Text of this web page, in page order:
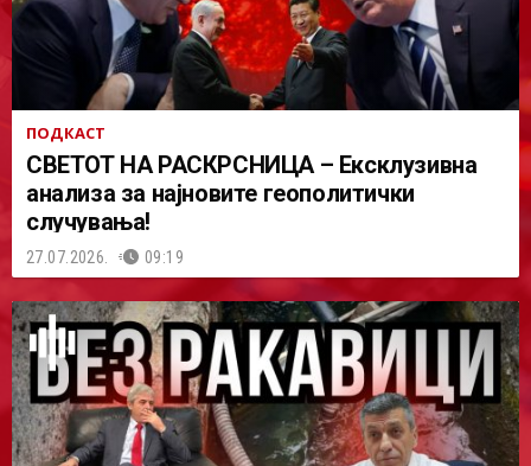
ПОДКАСТ
СВЕТОТ НА РАСКРСНИЦА – Ексклузивна
анализа за најновите геополитички
случувања!
27.07.2026. 09:19